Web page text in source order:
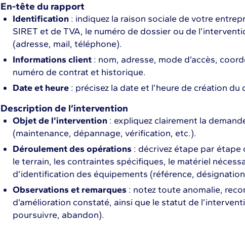
En-tête du rapport
Identification: indiquez la raison sociale de votre
SIRET et de TVA, le numéro de dossier ou de
(adresse, mail, téléphone).
Informations client: nom, adresse, mode d’accès,
numéro de contrat et historique.
Date et heure: précisez la date et l’heure de création du
Description de l’intervention
Objet de l’intervention: expliquez clairement la
(maintenance, dépannage, vérification, etc.).
Déroulement des opérations : décrivez étape par étape
le terrain, les contraintes spécifiques, le matériel
d’identification des équipements (référence,
Observations et remarques : notez toute anomalie,
d’amélioration constaté, ainsi que le statut de
poursuivre, abandon).